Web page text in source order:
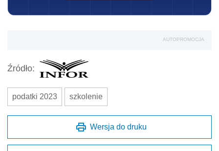
AUTOPROMOCJA
Źródło:
podatki 2023 szkolenie
Wersja do druku